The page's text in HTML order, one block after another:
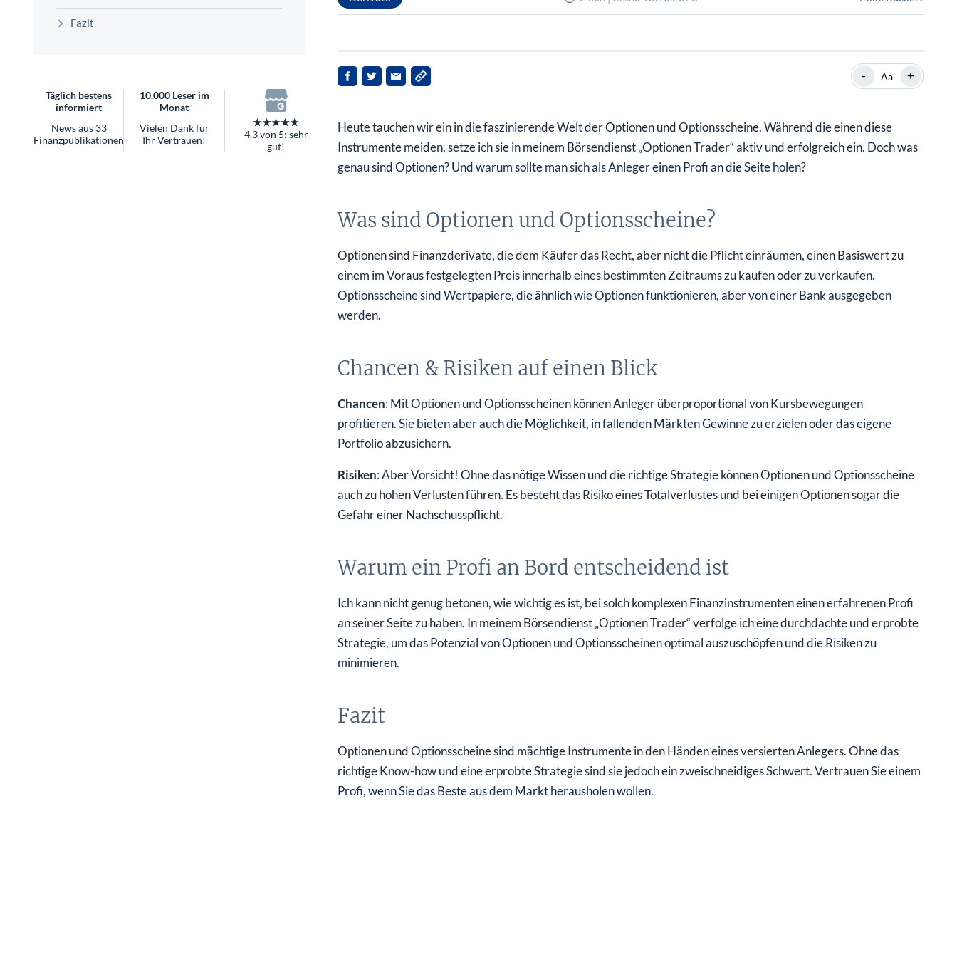
Worauf Sie bei ETFs achten sollten
RATGEBER
Fazit
Täglich bestens
informiert
News aus 33
Finanzpublikationen
10.000 Leser im
Monat
Vielen Dank für
Ihr Vertrauen!
★★★★★
4.3 von 5: sehr
gut!
- Aa +
Heute tauchen wir ein in die faszinierende Welt der Optionen und Optionsscheine. Während die einen diese
Instrumente meiden, setze ich sie in meinem Börsendienst „Optionen Trader“ aktiv und erfolgreich ein. Doch was
genau sind Optionen? Und warum sollte man sich als Anleger einen Profi an die Seite holen?
Was sind Optionen und Optionsscheine?
Optionen sind Finanzderivate, die dem Käufer das Recht, aber nicht die Pflicht einräumen, einen Basiswert zu
einem im Voraus festgelegten Preis innerhalb eines bestimmten Zeitraums zu kaufen oder zu verkaufen.
Optionsscheine sind Wertpapiere, die ähnlich wie Optionen funktionieren, aber von einer Bank ausgegeben
werden.
Chancen & Risiken auf einen Blick
Chancen: Mit Optionen und Optionsscheinen können Anleger überproportional von Kursbewegungen
profitieren. Sie bieten aber auch die Möglichkeit, in fallenden Märkten Gewinne zu erzielen oder das eigene
Portfolio abzusichern.
Risiken: Aber Vorsicht! Ohne das nötige Wissen und die richtige Strategie können Optionen und Optionsscheine
auch zu hohen Verlusten führen. Es besteht das Risiko eines Totalverlustes und bei einigen Optionen sogar die
Gefahr einer Nachschusspflicht.
Warum ein Profi an Bord entscheidend ist
Ich kann nicht genug betonen, wie wichtig es ist, bei solch komplexen Finanzinstrumenten einen erfahrenen Profi
an seiner Seite zu haben. In meinem Börsendienst „Optionen Trader“ verfolge ich eine durchdachte und erprobte
Strategie, um das Potenzial von Optionen und Optionsscheinen optimal auszuschöpfen und die Risiken zu
minimieren.
Fazit
Optionen und Optionsscheine sind mächtige Instrumente in den Händen eines versierten Anlegers. Ohne das
richtige Know-how und eine erprobte Strategie sind sie jedoch ein zweischneidiges Schwert. Vertrauen Sie einem
Profi, wenn Sie das Beste aus dem Markt herausholen wollen.